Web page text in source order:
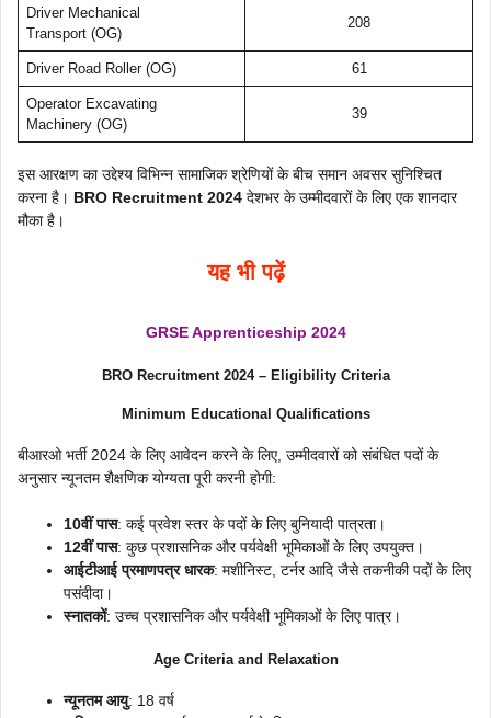
Driver Mechanical
Transport (OG)
208
Driver Road Roller (OG) 61
Operator Excavating
Machinery (OG)
39
इस आरक्षण का उद्देश्य विभिन्न सामाजिक श्रेणियों के बीच समान अवसर सुनिश्चित
करना है। BRO Recruitment 2024 देशभर के उम्मीदवारों के लिए एक शानदार
मौका है।
यह भी पढ़ें
GRSE Apprenticeship 2024
BRO Recruitment 2024 – Eligibility Criteria
Minimum Educational Qualifications
बीआरओ भर्ती 2024 के लिए आवेदन करने के लिए, उम्मीदवारों को संबंधित पदों के
अनुसार न्यूनतम शैक्षणिक योग्यता पूरी करनी होगी:
10वीं पास: कई प्रवेश स्तर के पदों के लिए बुनियादी पात्रता।
12वीं पास: कुछ प्रशासनिक और पर्यवेक्षी भूमिकाओं के लिए उपयुक्त।
आईटीआई प्रमाणपत्र धारक: मशीनिस्ट, टर्नर आदि जैसे तकनीकी पदों के लिए
पसंदीदा।
स्नातकों: उच्च प्रशासनिक और पर्यवेक्षी भूमिकाओं के लिए पात्र।
Age Criteria and Relaxation
न्यूनतम आयु: 18 वर्ष